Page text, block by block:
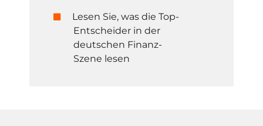
Lesen Sie, was die Top-
Entscheider in der
deutschen Finanz-
Szene lesen